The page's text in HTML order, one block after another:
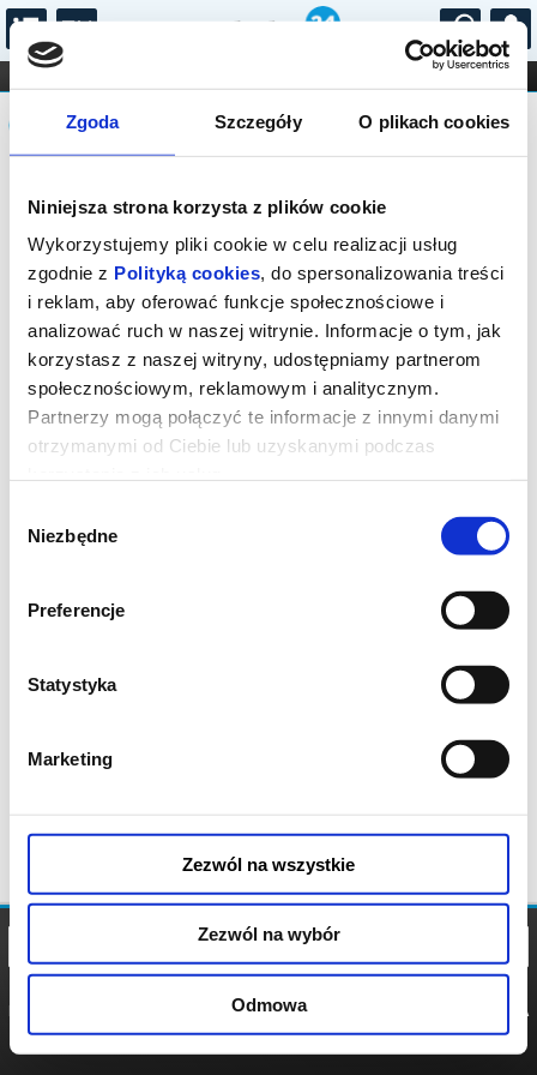
Zgoda Szczegóły O plikach cookies
Niniejsza strona korzysta z plików cookie
Wykorzystujemy pliki cookie w celu realizacji usług
zgodnie z Polityką cookies, do spersonalizowania treści
i reklam, aby oferować funkcje społecznościowe i
analizować ruch w naszej witrynie. Informacje o tym, jak
korzystasz z naszej witryny, udostępniamy partnerom
społecznościowym, reklamowym i analitycznym.
Partnerzy mogą połączyć te informacje z innymi danymi
otrzymanymi od Ciebie lub uzyskanymi podczas
zgody
Niezbędne
Preferencje
Statystyka
Marketing
Zezwól na wszystkie
Zezwól na wybór
Odmowa
...
FILHARMONIA OPERA I BALET
STAND-UP
DLA DZIECI
Komunikat
Sprzedaż biletów on-line na wydarzenie
została zakończona.
POLITYKA
POLITYKA